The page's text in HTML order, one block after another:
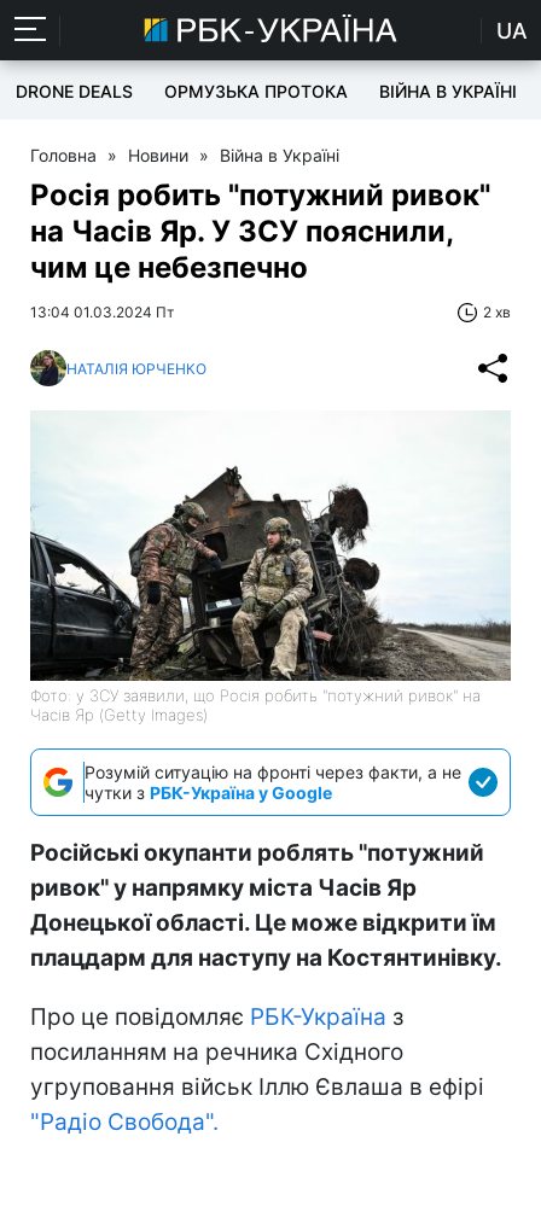
UA
DRONE DEALS ОРМУЗЬКА ПРОТОКА ВІЙНА В УКРАЇНІ
Головна » Новини » Війна в Україні
Росія робить "потужний ривок"
на Часів Яр. У ЗСУ пояснили,
чим це небезпечно
13:04 01.03.2024 Пт 2 хв
НАТАЛІЯ ЮРЧЕНКО
Фото: у ЗСУ заявили, що Росія робить "потужний ривок" на
Часів Яр (Getty Images)
Розумій ситуацію на фронті через факти, а не
чутки з РБК-Україна у Google
Російські окупанти роблять "потужний
ривок" у напрямку міста Часів Яр
Донецької області. Це може відкрити їм
плацдарм для наступу на Костянтинівку.
Про це повідомляє РБК-Україна з
посиланням на речника Східного
угруповання військ Іллю Євлаша в ефірі
"Радіо Свобода".